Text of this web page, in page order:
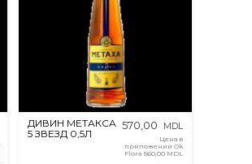
ДИВИН МЕТАКСА
5 ЗВЕЗД 0,5Л
570,00 MDL
Цена в
приложении Ok
Flora560,00 MDL